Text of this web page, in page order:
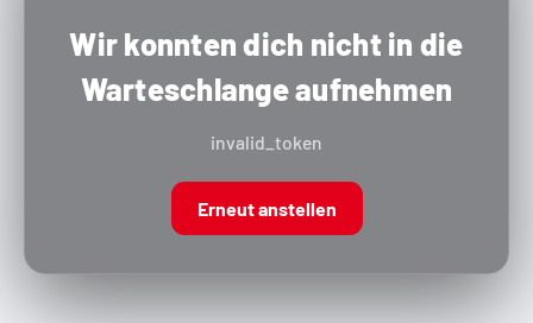
Wir konnten dich nicht in die
Warteschlange aufnehmen
invalid_token
Erneut anstellen